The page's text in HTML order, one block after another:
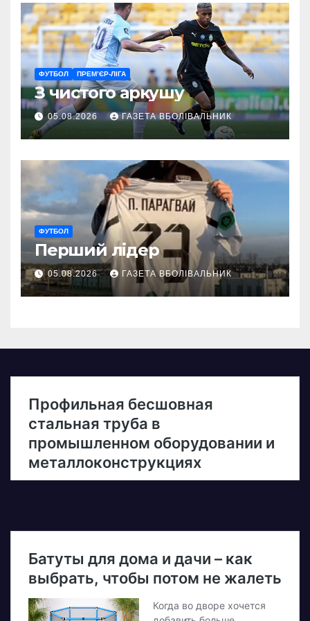
ФУТБОЛ ПРЕМ’ЄР-ЛІГА
З чистого аркушу
05.08.2026 ГАЗЕТА ВБОЛІВАЛЬНИК
ФУТБОЛ
Перший лідер
05.08.2026 ГАЗЕТА ВБОЛІВАЛЬНИК